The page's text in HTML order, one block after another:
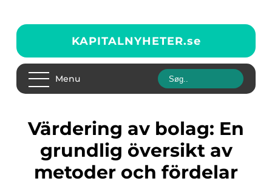
KAPITALNYHETER.se
Menu
Värdering av bolag: En
grundlig översikt av
metoder och fördelar